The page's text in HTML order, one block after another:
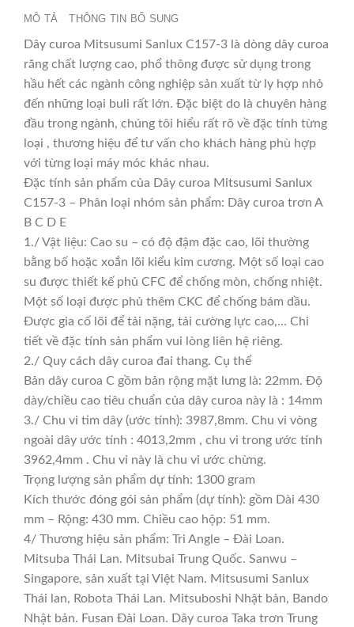
MÔ TẢ THÔNG TIN BỔ SUNG
Dây curoa Mitsusumi Sanlux C157-3 là dòng dây curoa
răng chất lượng cao, phổ thông được sử dụng trong
hầu hết các ngành công nghiệp sản xuất từ ly hợp nhỏ
đến những loại buli rất lớn. Đặc biệt do là chuyên hàng
đầu trong ngành, chúng tôi hiểu rất rõ về đặc tính từng
loại , thương hiệu để tư vấn cho khách hàng phù hợp
với từng loại máy móc khác nhau.
Đặc tính sản phẩm của Dây curoa Mitsusumi Sanlux
C157-3 – Phân loại nhóm sản phẩm: Dây curoa trơn A
B C D E
1./ Vật liệu: Cao su – có độ đậm đặc cao, lõi thường
bằng bố hoặc xoắn lõi kiểu kim cương. Một số loại cao
su được thiết kế phủ CFC để chống mòn, chống nhiệt.
Một số loại được phủ thêm CKC để chống bám dầu.
Được gia cố lõi để tải nặng, tải cường lực cao,… Chi
tiết về đặc tính sản phẩm vui lòng liên hệ riêng.
2./ Quy cách dây curoa đai thang. Cụ thể
Bản dây curoa C gồm bản rộng mặt lưng là: 22mm. Độ
dày/chiều cao tiêu chuẩn của dây curoa này là : 14mm
3./ Chu vi tim dây (ước tính): 3987,8mm. Chu vi vòng
ngoài dây ước tính : 4013,2mm , chu vi trong ước tính
3962,4mm . Chu vi này là chu vi ước chừng.
Trọng lượng sản phẩm dự tính: 1300 gram
Kích thước đóng gói sản phẩm (dự tính): gồm Dài 430
mm – Rộng: 430 mm. Chiều cao hộp: 51 mm.
4/ Thương hiệu sản phẩm: Tri Angle – Đài Loan.
Mitsuba Thái Lan. Mitsubai Trung Quốc. Sanwu –
Singapore, sản xuất tại Việt Nam. Mitsusumi Sanlux
Thái lan, Robota Thái Lan. Mitsuboshi Nhật bản, Bando
Nhật bản. Fusan Đài Loan. Dây curoa Taka trơn Trung